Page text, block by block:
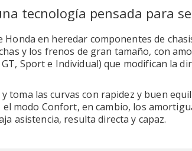
tecnología pensada para
en heredar componentes de
y los frenos de gran tamaño, con
Sport e Individual) que modifican la
toma las curvas con rapidez y buen
modo Confort, en cambio, los
asistencia, resulta directa y capaz.